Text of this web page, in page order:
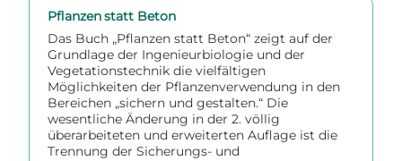
Pflanzen statt Beton
Das Buch „Pflanzen statt Beton“ zeigt auf der
Grundlage der Ingenieurbiologie und der
Vegetationstechnik die vielfältigen
Möglichkeiten der Pflanzenverwendung in den
Bereichen „sichern und gestalten.“ Die
wesentliche Änderung in der 2. völlig
überarbeiteten und erweiterten Auflage ist die
Trennung der Sicherungs- und